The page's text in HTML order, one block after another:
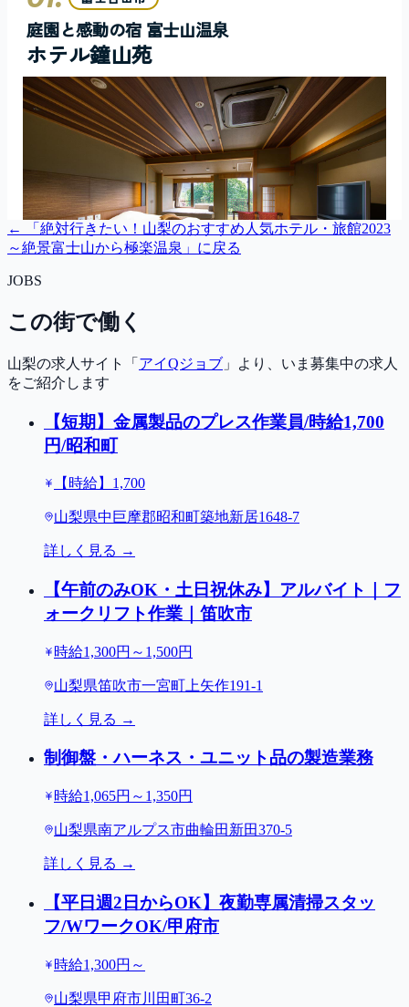
← 「 絶対行きたい！山梨のおすすめ人気ホテル・旅館2023
～絶景富士山から極楽温泉 」に戻る
JOBS
この街で働く
山梨の求人サイト「 アイQジョブ 」より、いま募集中の求人
をご紹介します
【短期】金属製品のプレス作業員/時給1,700
円/昭和町
【時給】1,700
山梨県中巨摩郡昭和町築地新居1648-7
詳しく見る →
【午前のみOK・土日祝休み】アルバイト｜フ
ォークリフト作業｜笛吹市
時給1,300円～1,500円
山梨県笛吹市一宮町上矢作191-1
詳しく見る →
制御盤・ハーネス・ユニット品の製造業務
時給1,065円～1,350円
山梨県南アルプス市曲輪田新田370-5
詳しく見る →
【平日週2日からOK】夜勤専属清掃スタッ
フ/WワークOK/甲府市
時給1,300円～
山梨県甲府市川田町36-2